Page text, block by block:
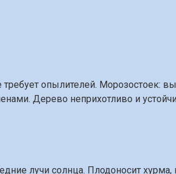
опылителей. Морозостоек:
Дерево неприхотливо и
лучи солнца. Плодоносит хурма,